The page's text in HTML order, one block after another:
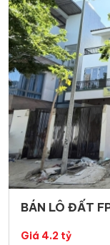
BÁN LÔ ĐẤT
Giá 4.2 tỷ